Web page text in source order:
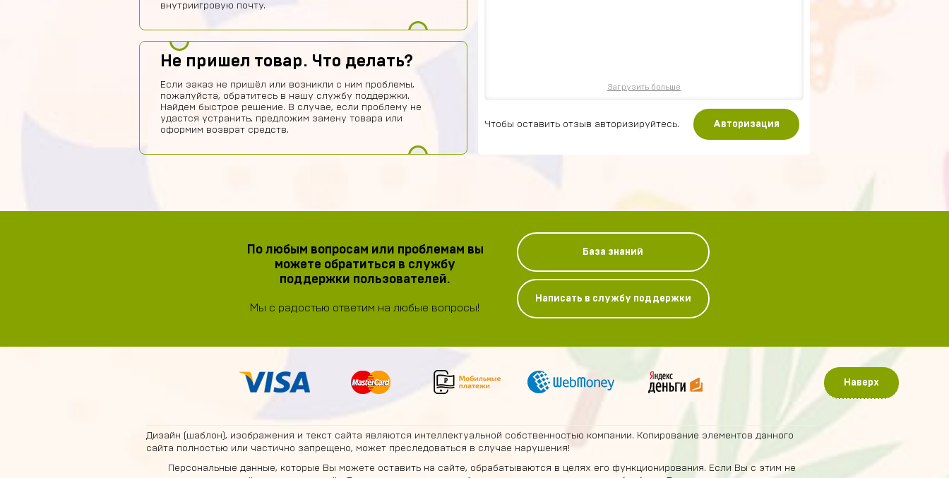
внутриигровую почту.
Не пришел товар. Что делать?
Если заказ не пришёл или возникли с ним проблемы,
пожалуйста, обратитесь в нашу службу поддержки.
Найдем быстрое решение. В случае, если проблему не
удастся устранить, предложим замену товара или
оформим возврат средств.
Загрузить больше
Чтобы оставить отзыв авторизируйтесь. Авторизация
По любым вопросам или проблемам вы
можете обратиться в службу
поддержки пользователей.
Мы с радостью ответим на любые вопросы!
База знаний
Написать в службу поддержки
Наверх
Дизайн (шаблон), изображения и текст сайта являются интеллектуальной собственностью компании. Копирование элементов данного
сайта полностью или частично запрещено, может преследоваться в случае нарушения!
Персональные данные, которые Вы можете оставить на сайте, обрабатываются в целях его функционирования. Если Вы с этим не